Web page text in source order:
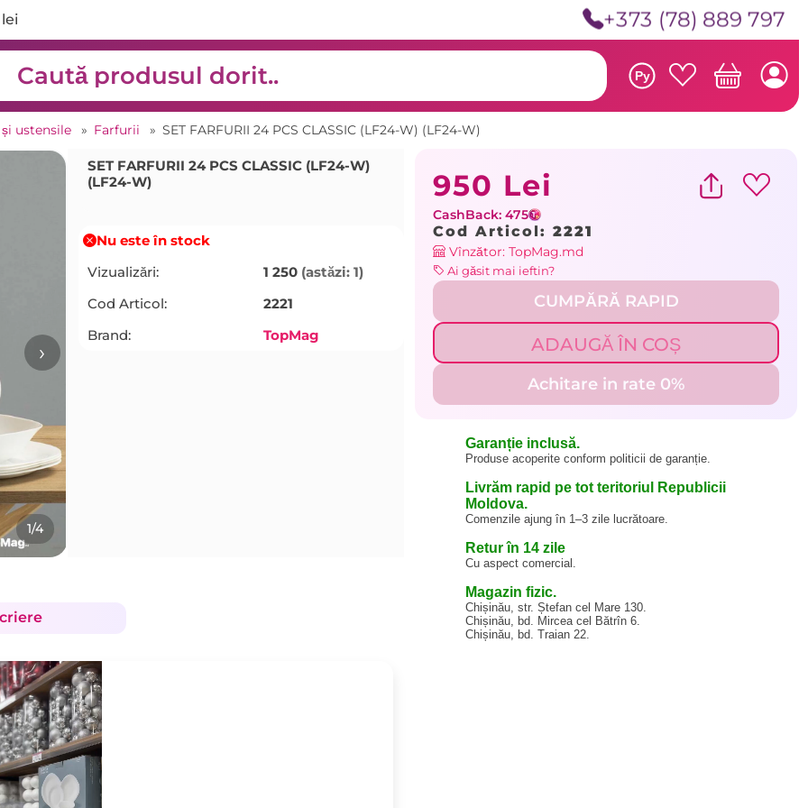
+373 (78) 889 797
Ру
și ustensile » Farfurii » SET FARFURII 24 PCS CLASSIC (LF24-W) (LF24-W)
1/4
›
SET FARFURII 24 PCS CLASSIC (LF24-W)
(LF24-W)
Nu este în stock
Vizualizări:
1 250 (astăzi: 1)
Cod Articol:
2221
Brand:
TopMag
950 Lei
CashBack: 475
Cod Articol: 2221
Vînzător: TopMag.md
Ai găsit mai ieftin?
CUMPĂRĂ RAPID
ADAUGĂ ÎN COȘ
Achitare in rate 0%
Garanție inclusă.
Produse acoperite conform politicii de garanție.
Livrăm rapid pe tot teritoriul Republicii
Moldova.
Comenzile ajung în 1–3 zile lucrătoare.
Retur în 14 zile
Cu aspect comercial.
Magazin fizic.
Chișinău, str. Ștefan cel Mare 130.
Chișinău, bd. Mircea cel Bătrîn 6.
Chișinău, bd. Traian 22.